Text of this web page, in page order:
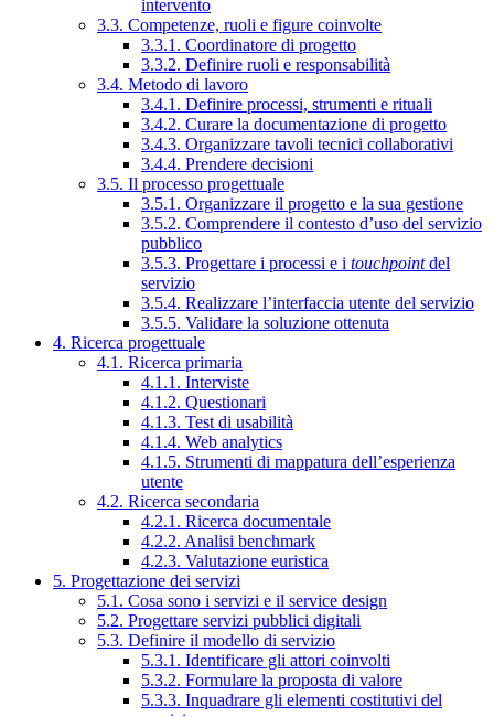
intervento
3.3. Competenze, ruoli e figure coinvolte
3.3.1. Coordinatore di progetto
3.3.2. Definire ruoli e responsabilità
3.4. Metodo di lavoro
3.4.1. Definire processi, strumenti e rituali
3.4.2. Curare la documentazione di progetto
3.4.3. Organizzare tavoli tecnici collaborativi
3.4.4. Prendere decisioni
3.5. Il processo progettuale
3.5.1. Organizzare il progetto e la sua gestione
3.5.2. Comprendere il contesto d’uso del servizio
pubblico
3.5.3. Progettare i processi e i touchpointdel
servizio
3.5.4. Realizzare l’interfaccia utente del servizio
3.5.5. Validare la soluzione ottenuta
4. Ricerca progettuale
4.1. Ricerca primaria
4.1.1. Interviste
4.1.2. Questionari
4.1.3. Test di usabilità
4.1.4. Web analytics
4.1.5. Strumenti di mappatura dell’esperienza
utente
4.2. Ricerca secondaria
4.2.1. Ricerca documentale
4.2.2. Analisi benchmark
4.2.3. Valutazione euristica
5. Progettazione dei servizi
5.1. Cosa sono i servizi e il service design
5.2. Progettare servizi pubblici digitali
5.3. Definire il modello di servizio
5.3.1. Identificare gli attori coinvolti
5.3.2. Formulare la proposta di valore
5.3.3. Inquadrare gli elementi costitutivi del